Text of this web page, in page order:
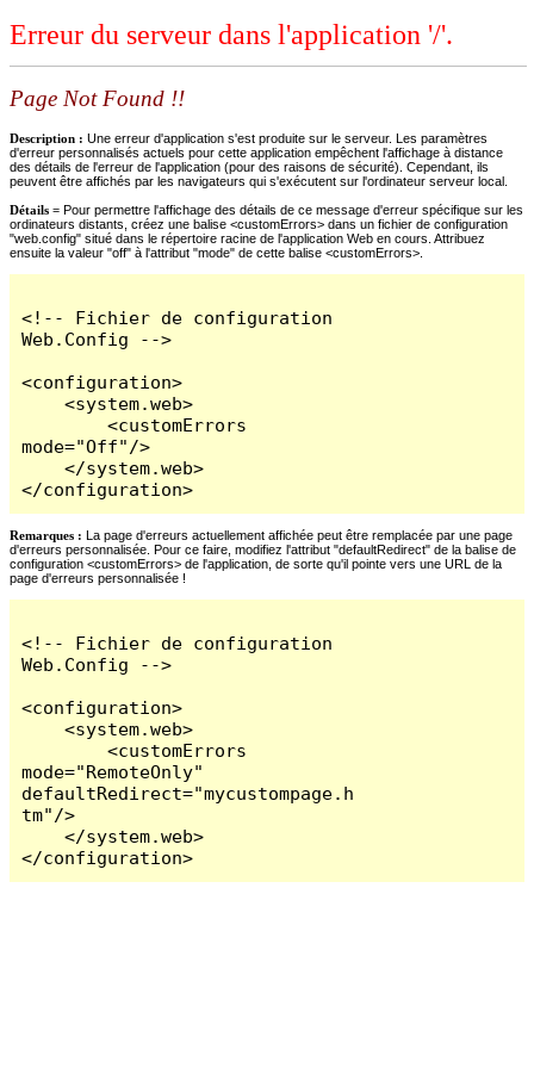
Erreur du serveur dans l'application '/'.
Page Not Found !!
Description : Une erreur d'application s'est produite sur le serveur. Les paramètres
d'erreur personnalisés actuels pour cette application empêchent l'affichage à distance
des détails de l'erreur de l'application (pour des raisons de sécurité). Cependant, ils
peuvent être affichés par les navigateurs qui s'exécutent sur l'ordinateur serveur local.
Détails = Pour permettre l'affichage des détails de ce message d'erreur spécifique sur les
ordinateurs distants, créez une balise <customErrors> dans un fichier de configuration
"web.config" situé dans le répertoire racine de l'application Web en cours. Attribuez
ensuite la valeur "off" à l'attribut "mode" de cette balise <customErrors>.
<!-- Fichier de configuration
Web.Config -->
<configuration>
    <system.web>
        <customErrors
mode="Off"/>
    </system.web>
</configuration>
Remarques : La page d'erreurs actuellement affichée peut être remplacée par une page
d'erreurs personnalisée. Pour ce faire, modifiez l'attribut "defaultRedirect" de la balise de
configuration <customErrors> de l'application, de sorte qu'il pointe vers une URL de la
page d'erreurs personnalisée !
<!-- Fichier de configuration
Web.Config -->
<configuration>
    <system.web>
        <customErrors
mode="RemoteOnly"
defaultRedirect="mycustompage.h
tm"/>
    </system.web>
</configuration>